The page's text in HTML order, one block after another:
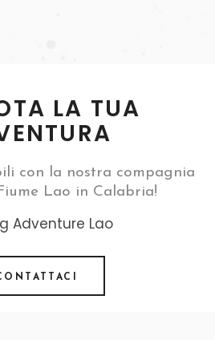
LA TUA
con la nostra compagnia
Lao in Calabria!
Adventure Lao